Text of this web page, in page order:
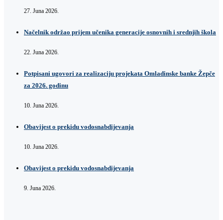
27. Juna 2026.
Načelnik održao prijem učenika generacije osnovnih i srednjih škola
22. Juna 2026.
Potpisani ugovori za realizaciju projekata Omladinske banke Žepče
za 2026. godinu
10. Juna 2026.
Obavijest o prekidu vodosnabdijevanja
10. Juna 2026.
Obavijest o prekidu vodosnabdijevanja
9. Juna 2026.